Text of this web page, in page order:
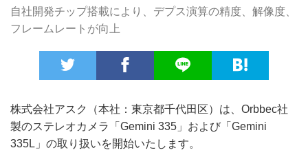
自社開発チップ搭載により、デプス演算の精度、解像度、
フレームレートが向上
株式会社アスク（本社：東京都千代田区）は、Orbbec社
製のステレオカメラ「Gemini 335」および「Gemini
335L」の取り扱いを開始いたします。